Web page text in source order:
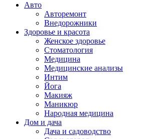
Авто
Авторемонт
Внедорожники
Здоровье и красота
Женское здоровье
Стоматология
Медицина
Медицинские анализы
Интим
Йога
Макияж
Маникюр
Народная медицина
Дом и дача
Дача и садоводство